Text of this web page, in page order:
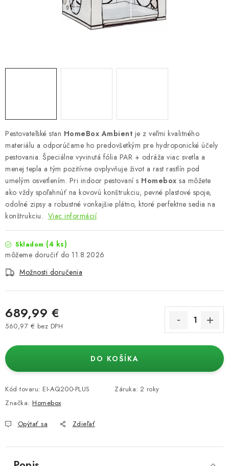
Podmienky o ochrane osobných údajov
Pestovateľské stan HomeBox Ambient je z veľmi kvalitného
materiálu a odporúčame ho predovšetkým pre hydroponické účely
pestovania. Špeciálne vyvinutá fólia PAR + odráža viac svetla a
menej tepla a tým pozitívne ovplyvňuje život a rast rastlín pod
umelým osvetlením. Pri indoor pestovaní s Homebox sa môžete
ako vždy spoľahnúť na kovovú konštrukciu, pevné plastové spoje,
odolné zipsy a robustné vonkajšie plátno, ktoré perfektne sedia na
konštrukciu. Viac informácií
Skladom (4 ks)
11.8.2026
Možnosti doručenia
689,99 €
560,97 € bez DPH
DO KOŠÍKA
Kód tovaru: EI-AQ200-PLUS Záruka: 2 roky
Značka: Homebox
Opýtať sa Zdieľať